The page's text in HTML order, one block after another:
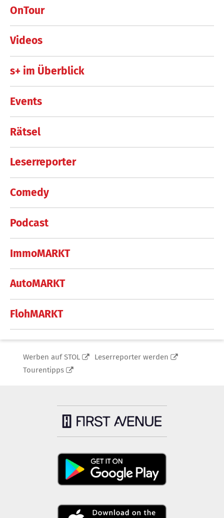
OnTour
Videos
s+ im Überblick
Events
Rätsel
Leserreporter
Comedy
Podcast
ImmoMARKT
AutoMARKT
FlohMARKT
Werben auf STOL
Leserreporter werden
Tourentipps